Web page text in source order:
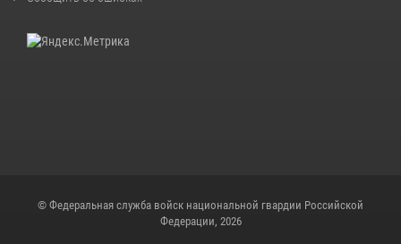
© Федеральная служба войск национальной гвардии Российской
Федерации, 2026